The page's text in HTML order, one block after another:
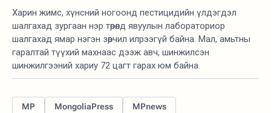
Харин жимс, хүнсний ногоонд пестицидийн үлдэгдэл
шалгахад зургаан нэр төрөлд явуулын лабораториор
шалгахад ямар нэгэн зөрчил илрээгүй байна. Мал, амьтны
гаралтай түүхий махнаас дээж авч, шинжилсэн
шинжилгээний хариу 72 цагт гарах юм байна.
MP MongoliaPress
MPnews